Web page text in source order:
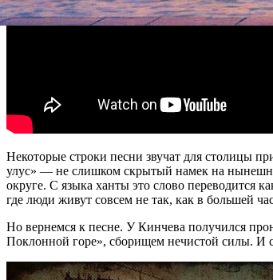
Некоторые строки песни звучат для столицы
улус» — не слишком скрытый намек на
округе. С языка ханты это слово переводится
где люди живут совсем не так, как в большей
Но вернемся к песне. У Кинчева получился
Поклонной горе», сборищем нечистой силы. И